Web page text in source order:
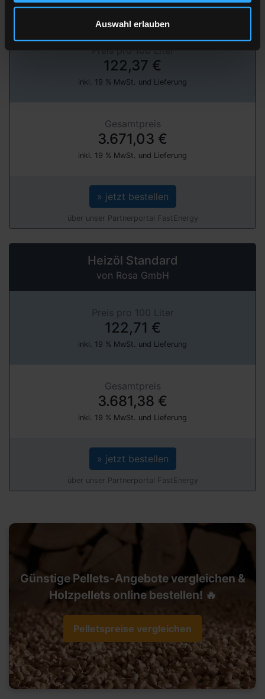
Auswahl erlauben
122,37 €
inkl. 19 % MwSt. und Lieferung
Gesamtpreis
3.671,03 €
inkl. 19 % MwSt. und Lieferung
» jetzt bestellen
über unser Partnerportal FastEnergy
Heizöl Standard
von Rosa GmbH
Preis pro 100 Liter
122,71 €
inkl. 19 % MwSt. und Lieferung
Gesamtpreis
3.681,38 €
inkl. 19 % MwSt. und Lieferung
» jetzt bestellen
über unser Partnerportal FastEnergy
Günstige Pellets-Angebote vergleichen &
Holzpellets online bestellen! 🔥
Pelletspreise vergleichen